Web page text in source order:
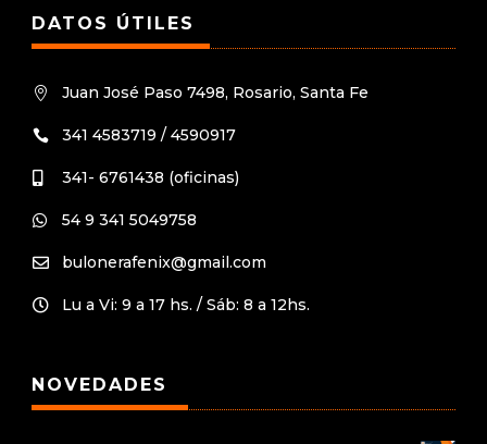
DATOS ÚTILES
 Juan José Paso 7498, Rosario, Santa Fe
 341 4583719 / 4590917
 341- 6761438 (oficinas)
 54 9 341 5049758
 bulonerafenix@gmail.com
 Lu a Vi: 9 a 17 hs. / Sáb: 8 a 12hs.
NOVEDADES